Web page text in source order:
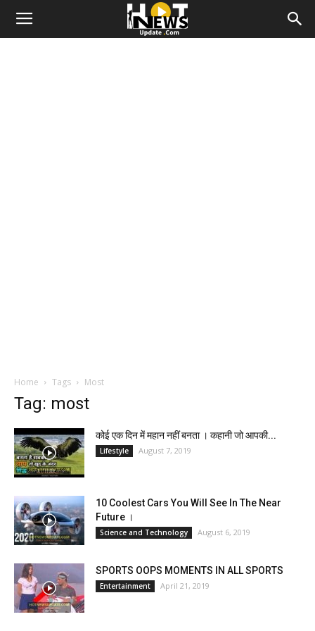
Home Tags Most
Tag: most
कोई एक दिन में महान नहीं बनता । कहानी जो आपकी...
Lifestyle August 7, 2019
10 Coolest Cars You Will See In The Near
Future ।
Science and Technology August 6, 2019
SPORTS OOPS MOMENTS IN ALL SPORTS
Entertainment April 21, 2019